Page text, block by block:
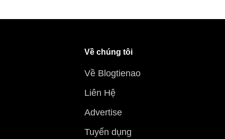
Về chúng tôi
Về Blogtienao
Liên Hệ
Advertise
Tuyển dụng